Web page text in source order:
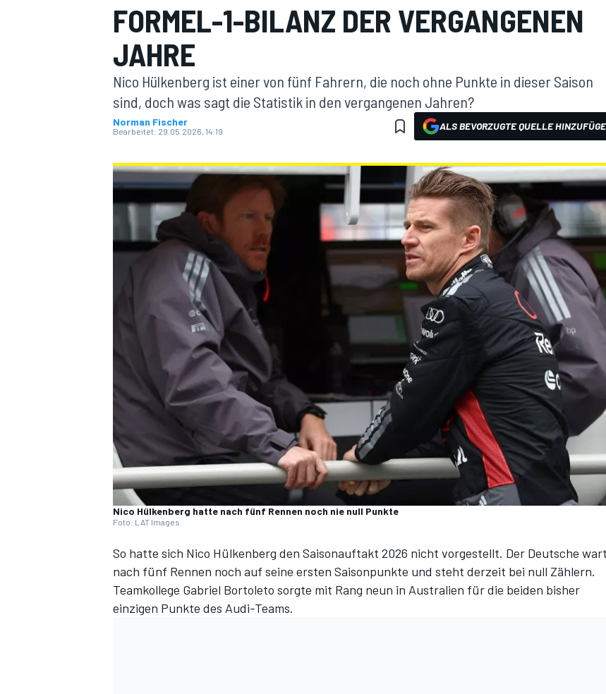
MOTOGP
DTM
FORMEL-1-BILANZ DER VERGANGENEN
JAHRE
Nico Hülkenberg ist einer von fünf Fahrern, die noch ohne Punkte in dieser Saison
sind, doch was sagt die Statistik in den vergangenen Jahren?
Norman Fischer
Bearbeitet: 29.05.2026, 14:19 ALS BEVORZUGTE QUELLE
Nico Hülkenberg hatte nach fünf Rennen noch nie null Punkte
Foto: LAT Images
So hatte sich Nico Hülkenberg den Saisonauftakt 2026 nicht vorgestellt. Der Deutsche
nach fünf Rennen noch auf seine ersten Saisonpunkte und steht derzeit bei null Zählern.
Teamkollege Gabriel Bortoleto sorgte mit Rang neun in Australien für die beiden bisher
einzigen Punkte des Audi-Teams.